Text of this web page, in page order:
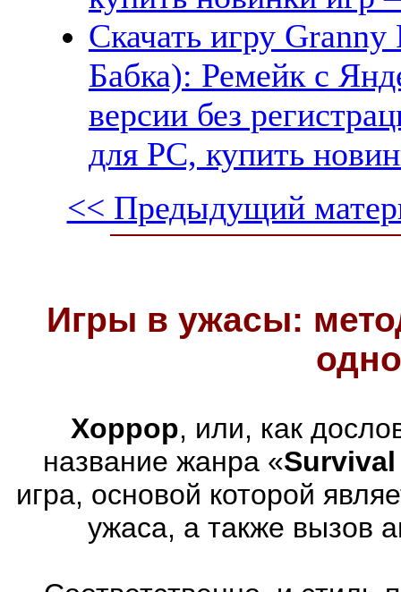
Скачать игру
Бабка): Ремейк с
версии без
для PC, купить
<< Предыдущий
Игры в ужасы:
Хоррор, или, как
название жанра «
игра, основой которой
ужаса, а также вызов